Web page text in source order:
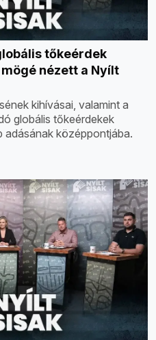
tőkeérdek
nézett a Nyílt
kihívásai, valamint a
globális tőkeérdekek
adásának középpontjába.